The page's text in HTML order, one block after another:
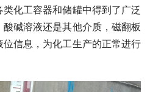
化工容器和储罐中得到了广泛
碱溶液还是其他介质，磁翻板
信息，为化工生产的正常进行